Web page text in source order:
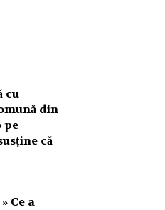
cu
din
pe
că
Ce a